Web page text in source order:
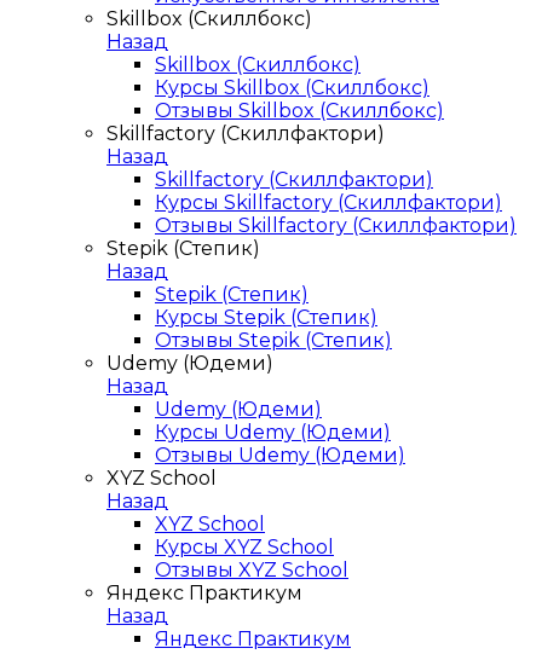
Skillbox (Скиллбокс)
Назад
Skillbox (Скиллбокс)
Курсы Skillbox (Скиллбокс)
Отзывы Skillbox (Скиллбокс)
Skillfactory (Скиллфактори)
Назад
Skillfactory (Скиллфактори)
Курсы Skillfactory (Скиллфактори)
Отзывы Skillfactory (Скиллфактори)
Stepik (Степик)
Назад
Stepik (Степик)
Курсы Stepik (Степик)
Отзывы Stepik (Степик)
Udemy (Юдеми)
Назад
Udemy (Юдеми)
Курсы Udemy (Юдеми)
Отзывы Udemy (Юдеми)
XYZ School
Назад
XYZ School
Курсы XYZ School
Отзывы XYZ School
Яндекс Практикум
Назад
Яндекс Практикум